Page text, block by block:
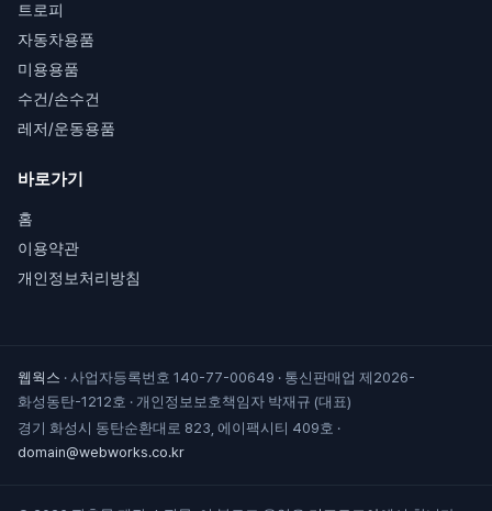
트로피
자동차용품
미용용품
수건/손수건
레저/운동용품
바로가기
홈
이용약관
개인정보처리방침
웹웍스 · 사업자등록번호 140-77-00649 · 통신판매업 제2026-
화성동탄-1212호 · 개인정보보호책임자 박재규 (대표)
경기 화성시 동탄순환대로 823, 에이팩시티 409호 ·
domain@webworks.co.kr